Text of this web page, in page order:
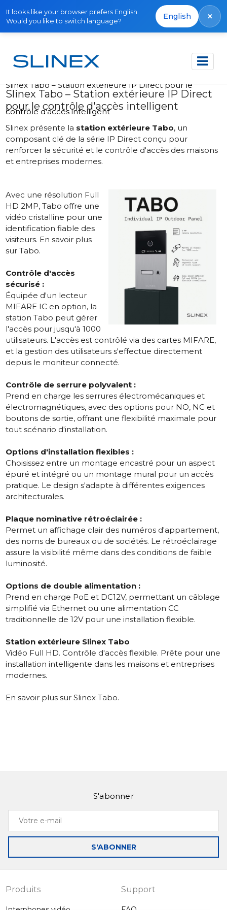
It looks like your browser prefers English.
Would you like to switch language?
English ×
Accueil Actualités
Slinex Tabo – Station extérieure IP Direct pour le
contrôle d'accès intelligent
Slinex Tabo – Station extérieure IP Direct
pour le contrôle d'accès intelligent
Slinex présente la station extérieure Tabo, un
composant clé de la série IP Direct conçu pour
renforcer la sécurité et le contrôle d'accès des maisons
et entreprises modernes.
Avec une résolution Full
HD 2MP, Tabo offre une
vidéo cristalline pour une
identification fiable des
visiteurs. En savoir plus
sur Tabo.
Contrôle d'accès
sécurisé :
Équipée d'un lecteur
MIFARE IC en option, la
station Tabo peut gérer
l'accès pour jusqu'à 1000
utilisateurs. L'accès est contrôlé via des cartes MIFARE,
et la gestion des utilisateurs s'effectue directement
depuis le moniteur connecté.
Contrôle de serrure polyvalent :
Prend en charge les serrures électromécaniques et
électromagnétiques, avec des options pour NO, NC et
boutons de sortie, offrant une flexibilité maximale pour
tout scénario d'installation.
Options d'installation flexibles :
Choisissez entre un montage encastré pour un aspect
épuré et intégré ou un montage mural pour un accès
pratique. Le design s'adapte à différentes exigences
architecturales.
Plaque nominative rétroéclairée :
Permet un affichage clair des numéros d'appartement,
des noms de bureaux ou de sociétés. Le rétroéclairage
assure la visibilité même dans des conditions de faible
luminosité.
Options de double alimentation :
Prend en charge PoE et DC12V, permettant un câblage
simplifié via Ethernet ou une alimentation CC
traditionnelle de 12V pour une installation flexible.
Station extérieure Slinex Tabo
Vidéo Full HD. Contrôle d'accès flexible. Prête pour une
installation intelligente dans les maisons et entreprises
modernes.
En savoir plus sur Slinex Tabo.
S'abonner
Votre
mail
S'ABONNER
Produits Support